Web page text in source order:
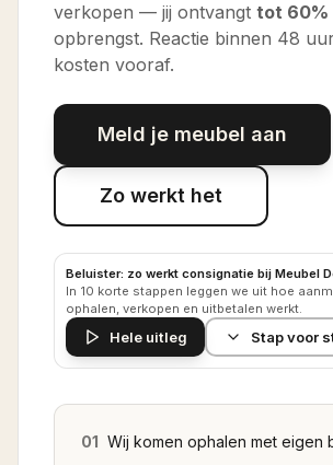
verkopen — jij ontvangt tot 60%
opbrengst. Reactie binnen 48
kosten vooraf.
Meld je meubel aan
Zo werkt het
Beluister: zo werkt consignatie bij Meubel
In 10 korte stappen leggen we uit hoe
ophalen, verkopen en uitbetalen werkt.
Hele uitleg Stap voor
01 Wij komen ophalen met eigen